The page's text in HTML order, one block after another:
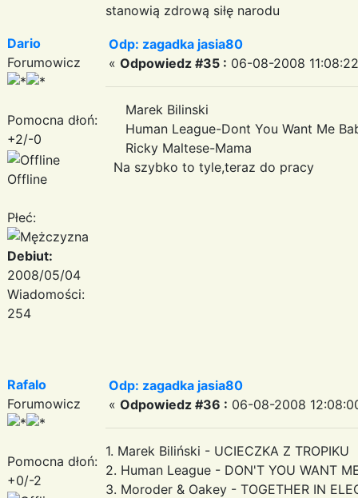
stanowią zdrową siłę narodu
Dario
Forumowicz
Pomocna dłoń:
+2/-0
Offline
Płeć:
Debiut:
2008/05/04
Wiadomości:
254
Odp: zagadka jasia80
« Odpowiedz #35 : 06-08-2008
Marek Bilinski
Human League-Dont You Want Me
Ricky Maltese-Mama
Na szybko to tyle,teraz do pracy
Rafalo
Forumowicz
Pomocna dłoń:
+0/-2
Odp: zagadka jasia80
« Odpowiedz #36 : 06-08-2008
1. Marek Biliński - UCIECZKA Z TROPIKU
2. Human League - DON'T YOU WANT
3. Moroder & Oakey - TOGETHER IN